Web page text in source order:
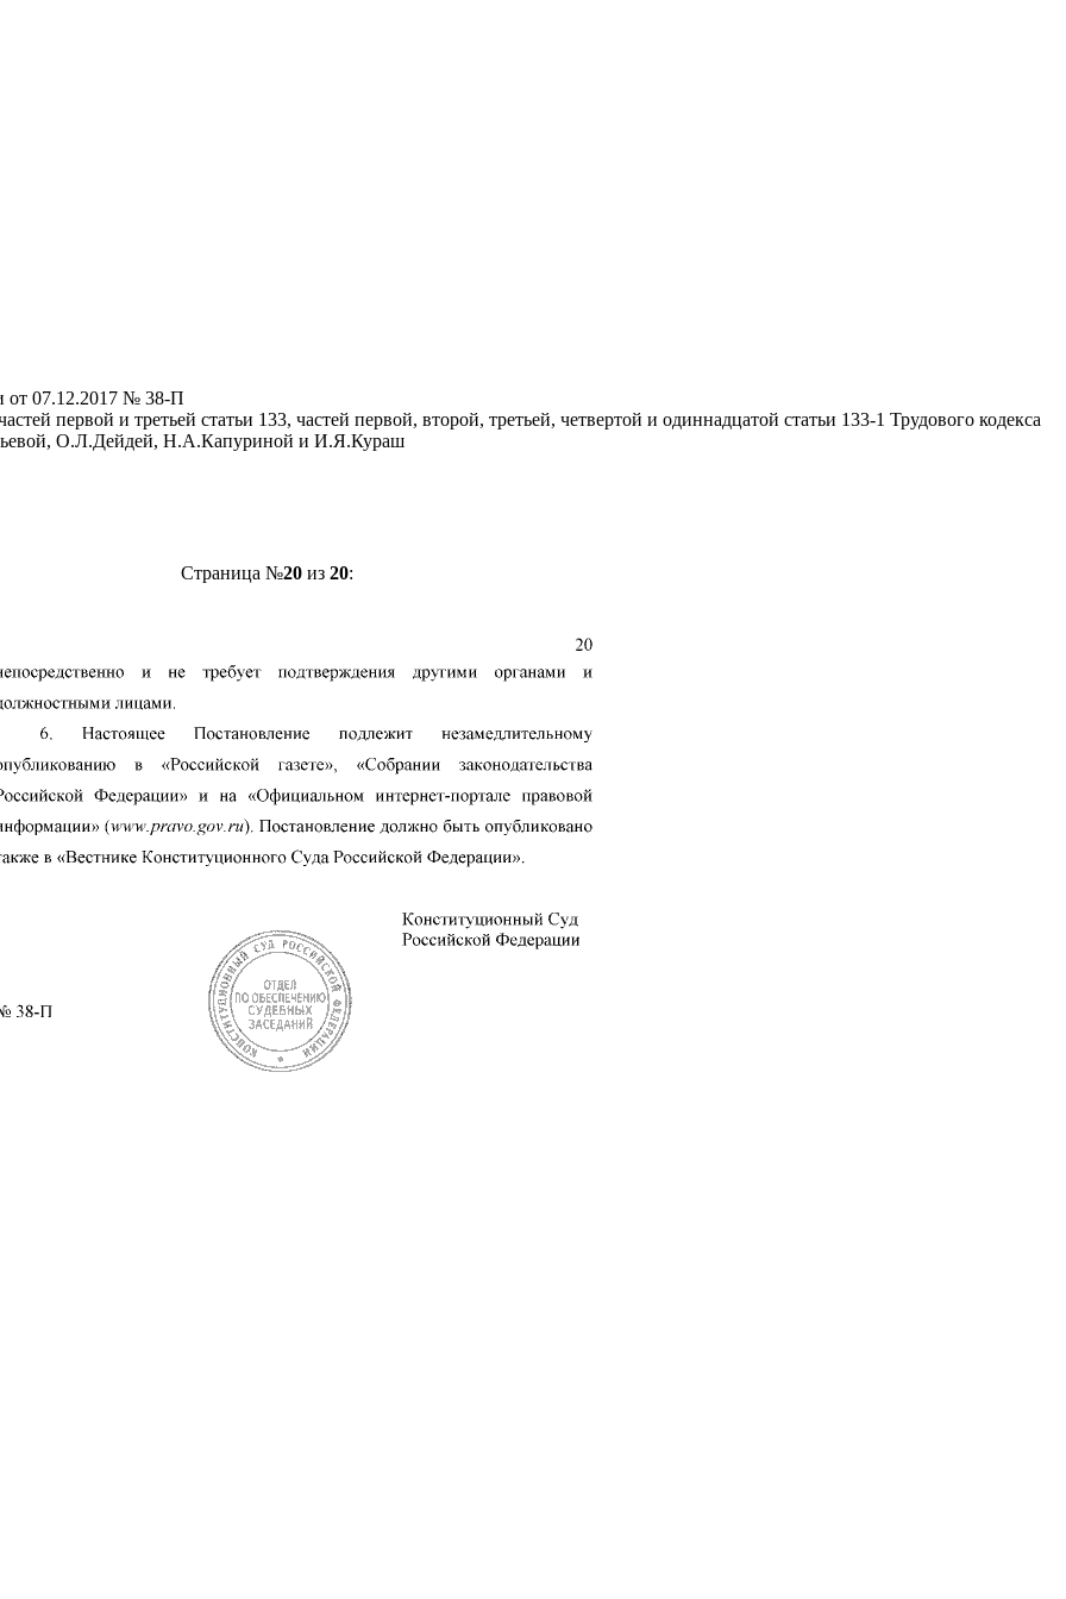
от 07.12.2017 № 38-П
первой и третьей статьи 133, частей первой, второй, третьей, четвертой и одиннадцатой статьи 133-1 Трудового кодекса
О.Л.Дейдей, Н.А.Капуриной и И.Я.Кураш
Страница №20из 20: